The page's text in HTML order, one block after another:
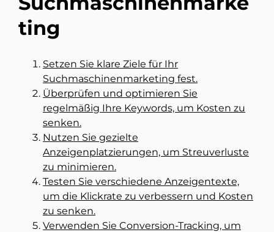
ting
Setzen Sie klare Ziele für Ihr
Suchmaschinenmarketing fest.
Überprüfen und optimieren Sie
regelmäßig Ihre Keywords, um Kosten zu
senken.
Nutzen Sie gezielte
Anzeigenplatzierungen, um Streuverluste
zu minimieren.
Testen Sie verschiedene Anzeigentexte,
um die Klickrate zu verbessern und Kosten
zu senken.
Verwenden Sie Conversion-Tracking, um